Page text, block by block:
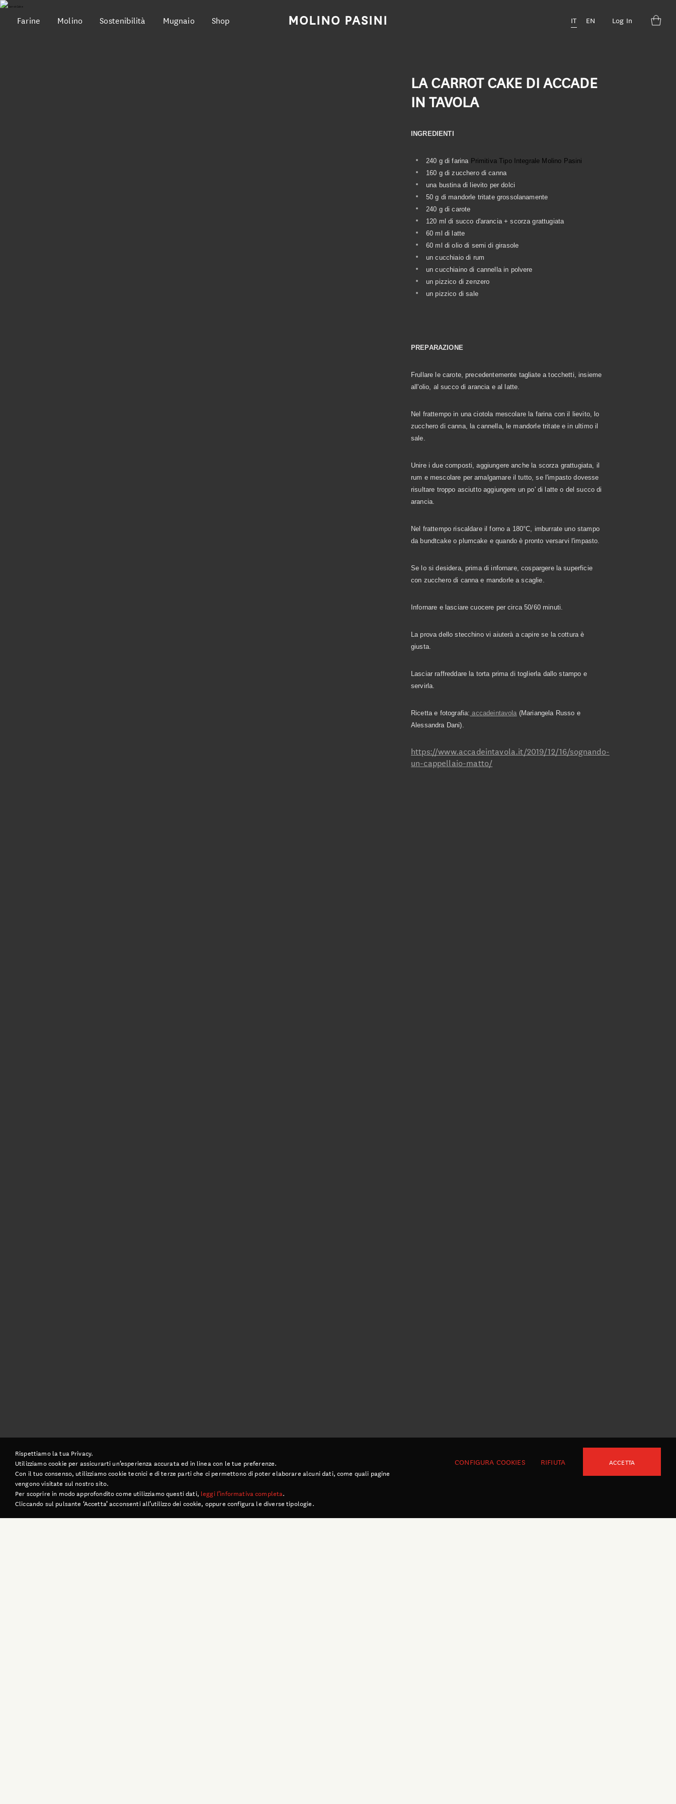
Farine Molino Sostenibilità Mugnaio Shop MOLINO PASINI IT EN Log In
LA CARROT CAKE DI ACCADE
IN TAVOLA
INGREDIENTI
240 g di farina Primitiva Tipo Integrale Molino Pasini
160 g di zucchero di canna
una bustina di lievito per dolci
50 g di mandorle tritate grossolanamente
240 g di carote
120 ml di succo d'arancia + scorza grattugiata
60 ml di latte
60 ml di olio di semi di girasole
un cucchiaio di rum
un cucchiaino di cannella in polvere
un pizzico di zenzero
un pizzico di sale
PREPARAZIONE
Frullare le carote, precedentemente tagliate a tocchetti, insieme
all'olio, al succo di arancia e al latte.
Nel frattempo in una ciotola mescolare la farina con il lievito, lo
zucchero di canna, la cannella, le mandorle tritate e in ultimo il
sale.
Unire i due composti, aggiungere anche la scorza grattugiata, il
rum e mescolare per amalgamare il tutto, se l'impasto dovesse
risultare troppo asciutto aggiungere un po' di latte o del succo di
arancia.
Nel frattempo riscaldare il forno a 180°C, imburrate uno stampo
da bundtcake o plumcake e quando è pronto versarvi l'impasto.
Se lo si desidera, prima di infornare, cospargere la superficie
con zucchero di canna e mandorle a scaglie.
Infornare e lasciare cuocere per circa 50/60 minuti.
La prova dello stecchino vi aiuterà a capire se la cottura è
giusta.
Lasciar raffreddare la torta prima di toglierla dallo stampo e
servirla.
Ricetta e fotografia: accadeintavola (Mariangela Russo e
Alessandra Dani).
https://www.accadeintavola.it/2019/12/16/sognando-
un-cappellaio-matto/
Rispettiamo la tua Privacy.
Utilizziamo cookie per assicurarti un’esperienza accurata ed in linea con le tue preferenze.
Con il tuo consenso, utilizziamo cookie tecnici e di terze parti che ci permettono di poter elaborare alcuni dati, come quali pagine
vengono visitate sul nostro sito.
Per scoprire in modo approfondito come utilizziamo questi dati, leggi l’informativa completa.
Cliccando sul pulsante ‘Accetta’ acconsenti all’utilizzo dei cookie, oppure configura le diverse tipologie.
CONFIGURA COOKIES RIFIUTA ACCETTA